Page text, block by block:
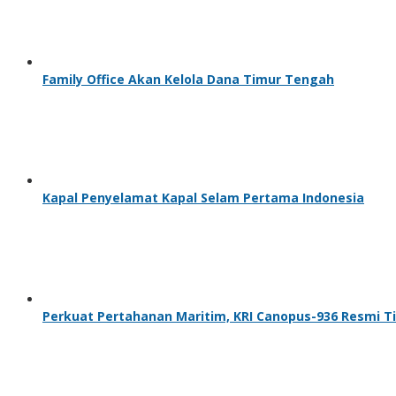
Family Office Akan Kelola Dana Timur Tengah
Kapal Penyelamat Kapal Selam Pertama Indonesia
Perkuat Pertahanan Maritim, KRI Canopus-936 Resmi